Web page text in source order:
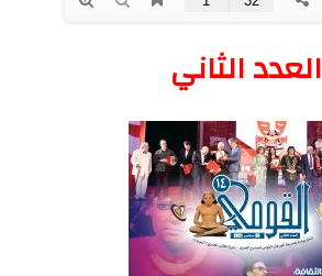
العدد الثاني